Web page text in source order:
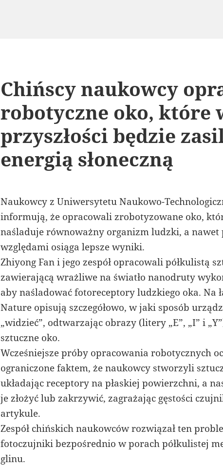
Chińscy naukowcy
robotyczne oko, które
przyszłości będzie
energią słoneczną
Naukowcy z Uniwersytetu Naukowo-
informują, że opracowali zrobotyzowane oko,
naśladuje równoważny organizm ludzki, a nawet
względami osiąga lepsze wyniki.
Zhiyong Fan i jego zespół opracowali półkulistą
zawierającą wrażliwe na światło nanodruty
aby naśladować fotoreceptory ludzkiego oka. Na
Nature opisują szczegółowo, w jaki sposób
„widzieć”, odtwarzając obrazy (litery „E”, „I” i
sztuczne oko.
Wcześniejsze próby opracowania robotycznych
ograniczone faktem, że naukowcy stworzyli
układając receptory na płaskiej powierzchni, a
je złożyć lub zakrzywić, zagrażając gęstości
artykule.
Zespół chińskich naukowców rozwiązał ten
fotoczujniki bezpośrednio w porach półkulistej
glinu.